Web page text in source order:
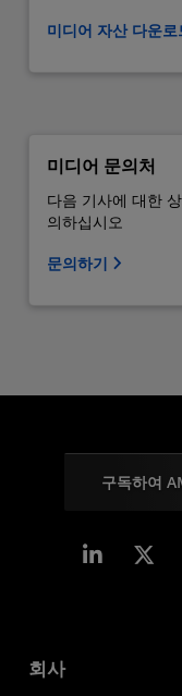
미디어 자산 다운로
미디어 문의처
다음 기사에 대한
의하십시오
문의하기
구독하여
회사